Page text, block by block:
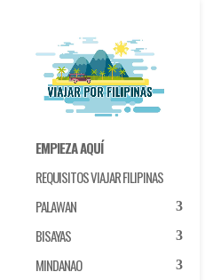
EMPIEZA AQUÍ
REQUISITOS VIAJAR FILIPINAS
PALAWAN
BISAYAS
MINDANAO